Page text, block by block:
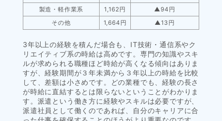
製造・軽作業系
1,162円
▲94円
その他
1,664円 ▲13円
3年以上の経験を積んだ場合も、IT技術・通信系やク
リエイティブ系の時給は高めです。専門の知識やスキ
ルが求められる職種ほど時給が高くなる傾向はありま
すが、経験期間が３年未満から３年以上の時給を比較
して、差額は小さめです。どの業種でも、経験の長さ
が時給に直結するとは限らないということがわかりま
す。派遣という働き方に経験やスキルは必要ですが、
派遣社員として働くのであれば、自分のキャリアに合